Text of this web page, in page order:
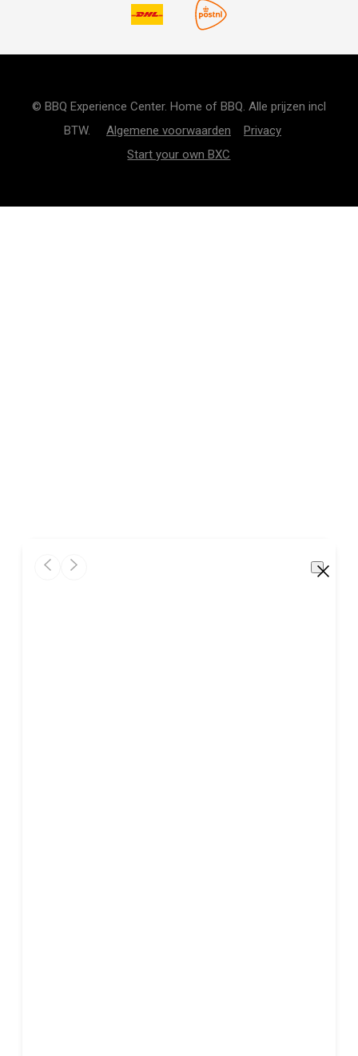
© BBQ Experience Center. Home of BBQ. Alle prijzen incl
BTW. Algemene voorwaarden
Privacy
Start your own BXC